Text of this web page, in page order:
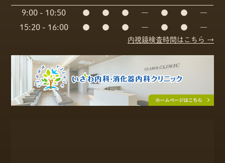
9:00 - 10:50 ● ● ● ― ● ● ―
15:20 - 16:00 ● ● ● ― ● ● ―
内視鏡検査時間はこちら →